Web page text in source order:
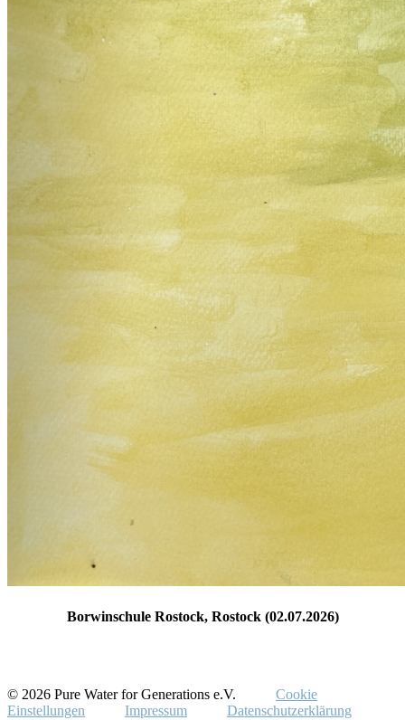
Borwinschule Rostock, Rostock (02.07.2026)
© 2026 Pure Water for Generations e.V.
Cookie
Einstellungen
Impressum Datenschutzerklärung